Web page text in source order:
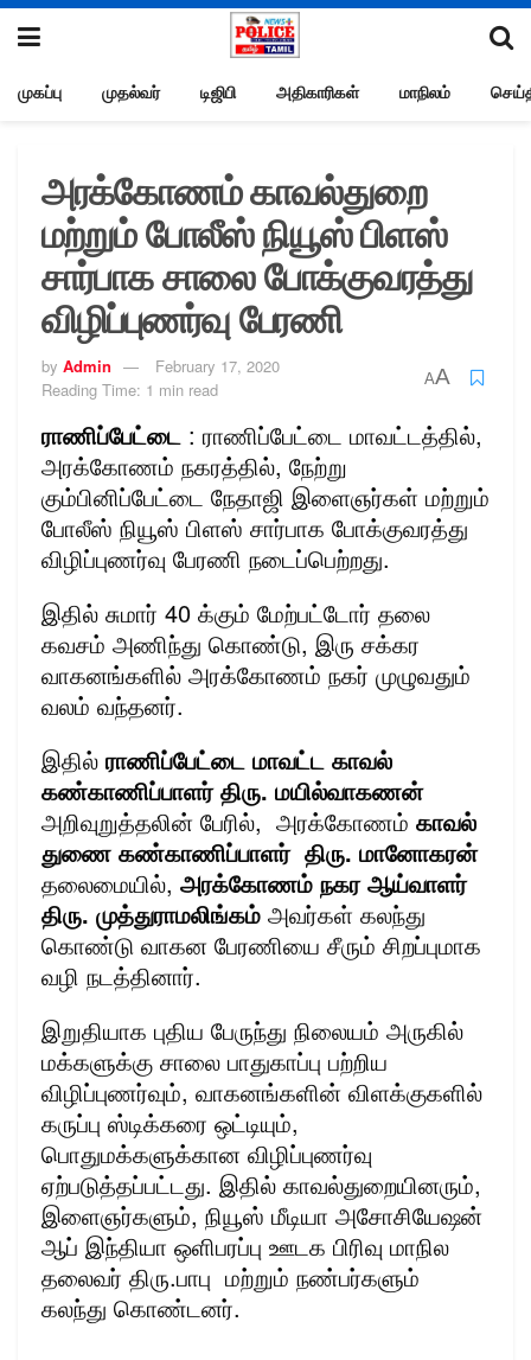
முகப்பு முதல்வர் டிஜிபி அதிகாரிகள் மாநிலம்
அரக்கோணம் காவல்துறை
மற்றும் போலீஸ் நியூஸ் பிளஸ்
சார்பாக சாலை போக்குவரத்து
விழிப்புணர்வு பேரணி
by Admin
February 17, 2020
Reading Time: 1 min read
AA
ராணிப்பேட்டை : ராணிப்பேட்டை மாவட்டத்தில்,
அரக்கோணம் நகரத்தில், நேற்று
கும்பினிப்பேட்டை நேதாஜி இளைஞர்கள் மற்றும்
போலீஸ் நியூஸ் பிளஸ் சார்பாக போக்குவரத்து
விழிப்புணர்வு பேரணி நடைப்பெற்றது.
இதில் சுமார் 40 க்கும் மேற்பட்டோர் தலை
கவசம் அணிந்து கொண்டு, இரு சக்கர
வாகனங்களில் அரக்கோணம் நகர் முழுவதும்
வலம் வந்தனர்.
இதில் ராணிப்பேட்டை மாவட்ட காவல்
கண்காணிப்பாளர் திரு. மயில்வாகணன்
அறிவுறுத்தலின் பேரில், அரக்கோணம் காவல்
துணை கண்காணிப்பாளர் திரு. மானோகரன்
தலைமையில், அரக்கோணம் நகர ஆய்வாளர்
திரு. முத்துராமலிங்கம் அவர்கள் கலந்து
கொண்டு வாகன பேரணியை சீரும் சிறப்புமாக
வழி நடத்தினார்.
இறுதியாக புதிய பேருந்து நிலையம் அருகில்
மக்களுக்கு சாலை பாதுகாப்பு பற்றிய
விழிப்புணர்வும், வாகனங்களின் விளக்குகளில்
கருப்பு ஸ்டிக்கரை ஒட்டியும்,
பொதுமக்களுக்கான விழிப்புணர்வு
ஏற்படுத்தப்பட்டது. இதில் காவல்துறையினரும்,
இளைஞர்களும், நியூஸ் மீடியா அசோசியேஷன்
ஆப் இந்தியா ஒளிபரப்பு ஊடக பிரிவு மாநில
தலைவர் திரு.பாபு மற்றும் நண்பர்களும்
கலந்து கொண்டனர்.